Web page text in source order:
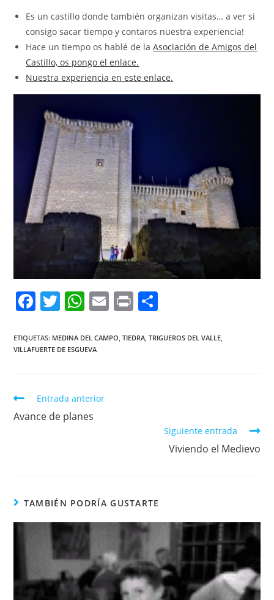
Es un castillo donde también organizan visitas… a ver si
consigo sacar tiempo y contaros nuestra experiencia!
Hace un tiempo os hablé de laAsociación de Amigos del
Castillo, os pongo el enlace.
Nuestra experiencia en este enlace.
F
c
e
o
o
T
itt
er
W
at
s
p
p
E
ai
Pr
t m
ETIQUETAS: MEDINA DEL CAMPO TIEDRA TRIGUEROS DEL VALLE
VILLAFUERTE DE ESGUEVA
Entrada anterior
Avance de planes
Siguiente entrada
Viviendo el Medievo
TAMBIÉN PODRÍA GUSTARTE